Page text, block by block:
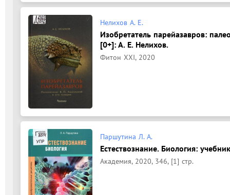
Нелихов А. Е.
Изобретатель парейазавров:
[0+]: А. Е. Нелихов.
Фитон XXI, 2020
Паршутина Л. А.
Естествознание. Биология:
Академия, 2020, 346, [1] стр.